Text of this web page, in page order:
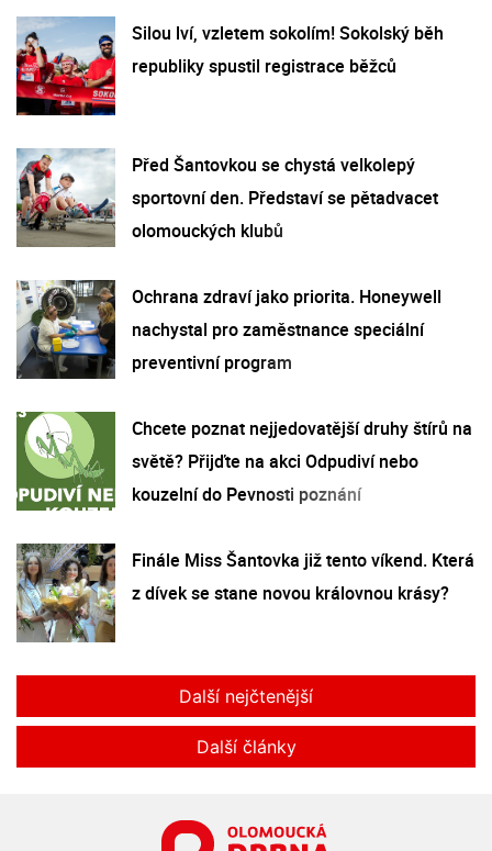
Silou lví, vzletem sokolím! Sokolský běh
republiky spustil registrace běžců
Před Šantovkou se chystá velkolepý
sportovní den. Představí se pětadvacet
olomouckých klubů
Ochrana zdraví jako priorita. Honeywell
nachystal pro zaměstnance speciální
preventivní program
Chcete poznat nejjedovatější druhy štírů na
světě? Přijďte na akci Odpudiví nebo
kouzelní do Pevnosti poznání
Finále Miss Šantovka již tento víkend. Která
z dívek se stane novou královnou krásy?
Další nejčtenější
Další články